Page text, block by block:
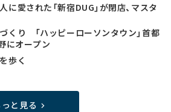
に愛された「新宿DUG」が閉店、マスタ
くり 「ハッピーローソンタウン」首都
にオープン
歩く
と見る